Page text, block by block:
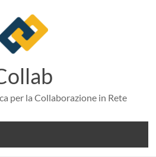
per la Collaborazione in Rete